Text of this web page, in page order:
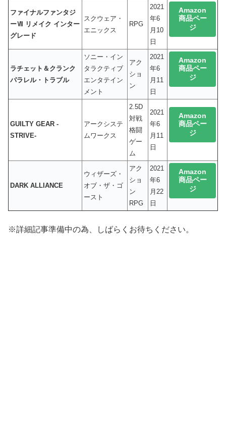
ファイナルファンタジ
ーⅦ リメイク インター
グレード
スクウェア・
エニックス
RPG
2021
年6
月10
日
Amazon
商品ペー
ジ
ラチェット＆クランク
パラレル・トラブル
ソニー・イン
タラクティブ
エンタテイン
メント
アク
ショ
ン
2021
年6
月11
日
Amazon
商品ペー
ジ
GUILTY GEAR -
STRIVE-
アークシステ
ムワークス
2.5D
対戦
格闘
ゲー
ム
2021
年6
月11
日
Amazon
商品ペー
ジ
DARK ALLIANCE
ウィザーズ・
オブ・ザ・ゴ
ースト
アク
ショ
ン
RPG
2021
年6
月22
日
Amazon
商品ペー
ジ
※詳細記事準備中の為、しばらくお待ちください。